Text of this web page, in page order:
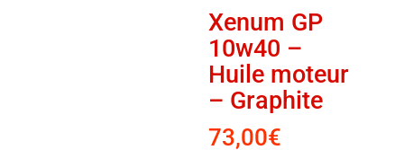
Xenum GP
10w40 –
Huile moteur
– Graphite
73,00€